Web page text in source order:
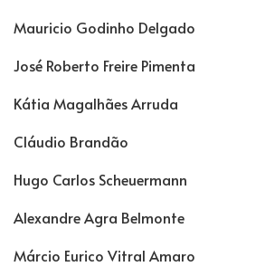
Mauricio Godinho Delgado
José Roberto Freire Pimenta
Kátia Magalhães Arruda
Cláudio Brandão
Hugo Carlos Scheuermann
Alexandre Agra Belmonte
Márcio Eurico Vitral Amaro